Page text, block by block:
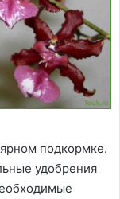
подкормке.
удобрения